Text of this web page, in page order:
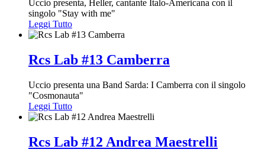
Uccio presenta, Heller, cantante Italo-Americana con il
singolo "Stay with me"
Leggi Tutto
Rcs Lab #13 Camberra
Uccio presenta una Band Sarda: I Camberra con il singolo
"Cosmonauta"
Leggi Tutto
Rcs Lab #12 Andrea Maestrelli